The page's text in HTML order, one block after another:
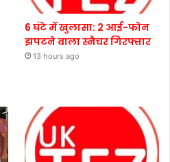
6 घंटे में खुलासा: 2 आई-फोन
झपटने वाला स्नैचर गिरफ्तार
13 hours ago